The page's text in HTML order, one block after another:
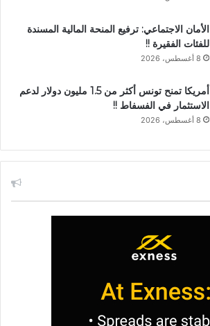
الأمان الاجتماعي: ترفيع المنحة المالية المسندة
للفئات الفقيرة !!
8 أغسطس، 2026
أمريكا تمنح تونس أكثر من 1.5 مليون دولار لدعم
الاستثمار في الفسفاط !!
8 أغسطس، 2026